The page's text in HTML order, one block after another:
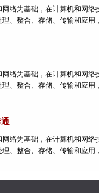
络为基础，在计算机和网
、整合、存储、传输和应
络为基础，在计算机和网
、整合、存储、传输和应
络为基础，在计算机和网
、整合、存储、传输和应